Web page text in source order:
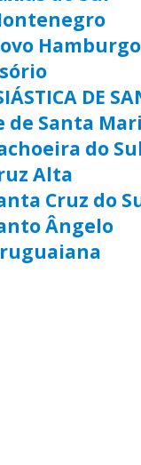
Hamburgo
DE
de Santa
do
Alta
Cruz do
Ângelo